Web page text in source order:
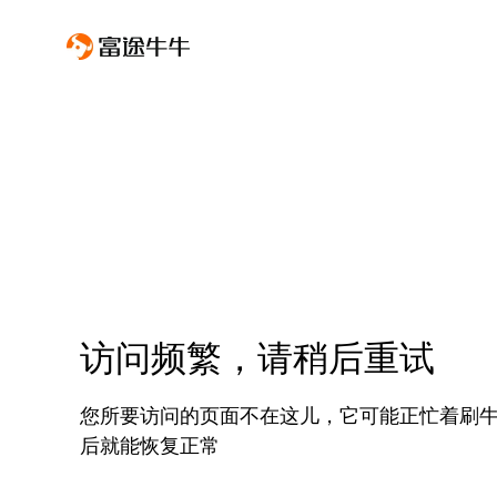
访问频繁，请稍后重试
您所要访问的页面不在这儿，它可能正忙着刷
后就能恢复正常